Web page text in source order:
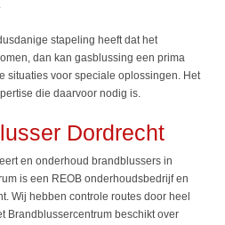
stapeling heeft dat het
dan kan gasblussing een prima
situaties voor speciale oplossingen. Het
die daarvoor nodig is.
Dordrecht
en onderhoud brandblussers in
is een REOB onderhoudsbedrijf en
Wij hebben controle routes door heel
Brandblussercentrum beschikt over